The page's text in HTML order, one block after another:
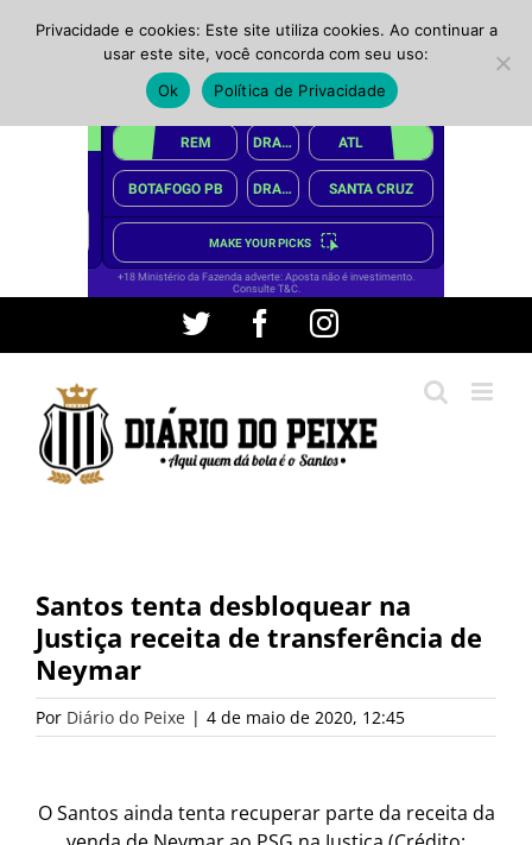
conteúdo
Twitter FacebookInstagram
Santos tenta desbloquear na
Justiça receita de transferência de
Neymar
Por Diário do Peixe | 4 de maio de 2020, 12:45
O Santos ainda tenta recuperar parte da receita da
Privacidade e cookies: Este site utiliza cookies. Ao continuar a
usar este site, você concorda com seu uso:
Ok
Política de Privacidade